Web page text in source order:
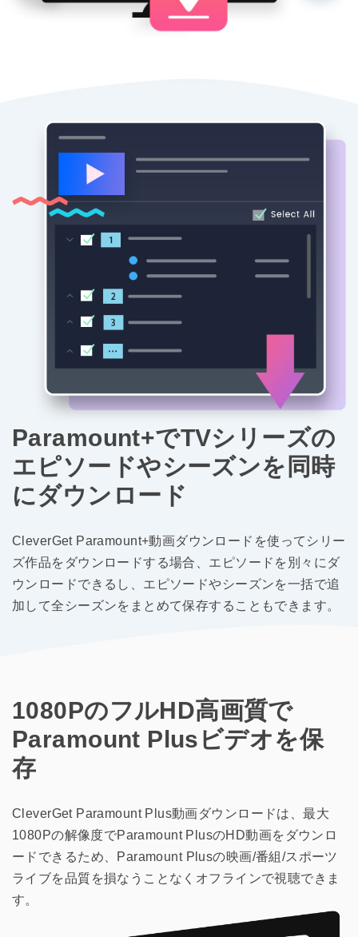
Paramount+でTVシリーズの
エピソードやシーズンを同時
にダウンロード
CleverGet Paramount+動画ダウンロードを使ってシリー
ズ作品をダウンロードする場合、エピソードを別々にダ
ウンロードできるし、エピソードやシーズンを一括で追
加して全シーズンをまとめて保存することもできます。
1080PのフルHD高画質で
Paramount Plusビデオを保
存
CleverGet Paramount Plus動画ダウンロードは、最大
1080Pの解像度でParamount PlusのHD動画をダウンロ
ードできるため、Paramount Plusの映画/番組/スポーツ
ライブを品質を損なうことなくオフラインで視聴できま
す。